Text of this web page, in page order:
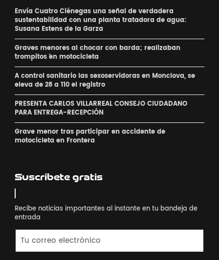
Envía Cuatro Ciénegas una señal de verdadera
sustentabilidad con una planta tratadora de agua:
Susana Estens de la Garza
Graves menores al chocar con barda; realizaban
´trompitos ´en motocicleta
A control sanitario las sexoservidoras en Monclova, se
eleva de 28 a 110 el registro
PRESENTA CARLOS VILLARREAL CONSEJO CIUDADANO
PARA ENTREGA-RECEPCIÓN
Grave menor tras participar en accidente de
motocicleta en Frontera
Suscribete gratis
Recibe noticias importantes al instante en tu bandeja de
entrada